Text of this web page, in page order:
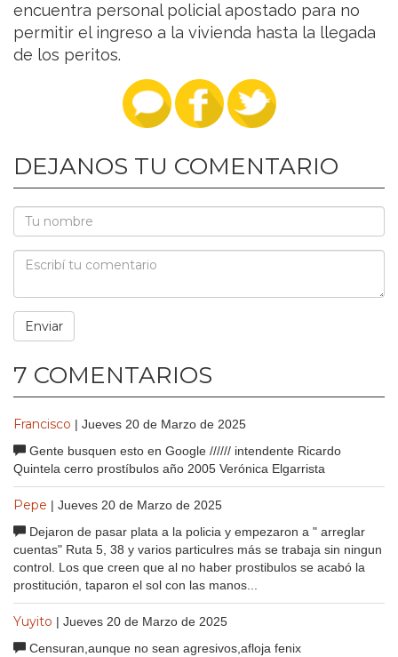
encuentra personal policial apostado para no
permitir el ingreso a la vivienda hasta la llegada
de los peritos.
DEJANOS TU COMENTARIO
7 COMENTARIOS
Francisco | Jueves 20 de Marzo de 2025
Gente busquen esto en Google ////// intendente Ricardo
Quintela cerro prostíbulos año 2005 Verónica Elgarrista
Pepe | Jueves 20 de Marzo de 2025
Dejaron de pasar plata a la policia y empezaron a " arreglar
cuentas" Ruta 5, 38 y varios particulres más se trabaja sin ningun
control. Los que creen que al no haber prostibulos se acabó la
prostitución, taparon el sol con las manos...
Yuyito | Jueves 20 de Marzo de 2025
Censuran,aunque no sean agresivos,afloja fenix